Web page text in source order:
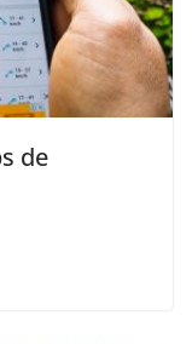
de